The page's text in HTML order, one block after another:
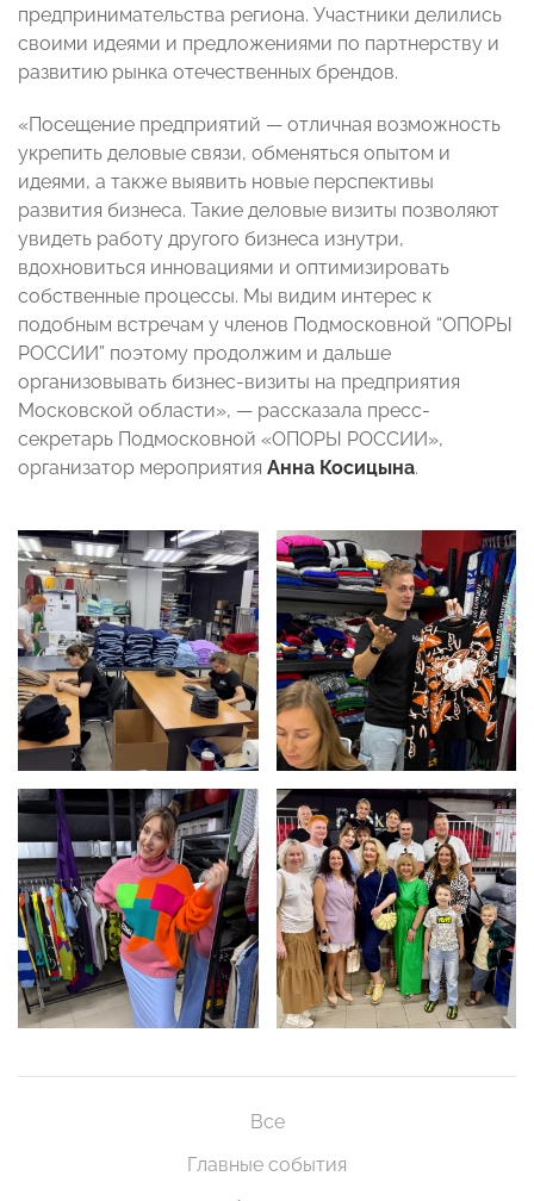
предпринимательства региона. Участники делились
своими идеями и предложениями по партнерству и
развитию рынка отечественных брендов.
«Посещение предприятий — отличная возможность
укрепить деловые связи, обменяться опытом и
идеями, а также выявить новые перспективы
развития бизнеса. Такие деловые визиты позволяют
увидеть работу другого бизнеса изнутри,
вдохновиться инновациями и оптимизировать
собственные процессы. Мы видим интерес к
подобным встречам у членов Подмосковной “ОПОРЫ
РОССИИ” поэтому продолжим и дальше
организовывать бизнес-визиты на предприятия
Московской области», — рассказала пресс-
секретарь Подмосковной «ОПОРЫ РОССИИ»,
организатор мероприятия Анна Косицына.
Все
Главные события